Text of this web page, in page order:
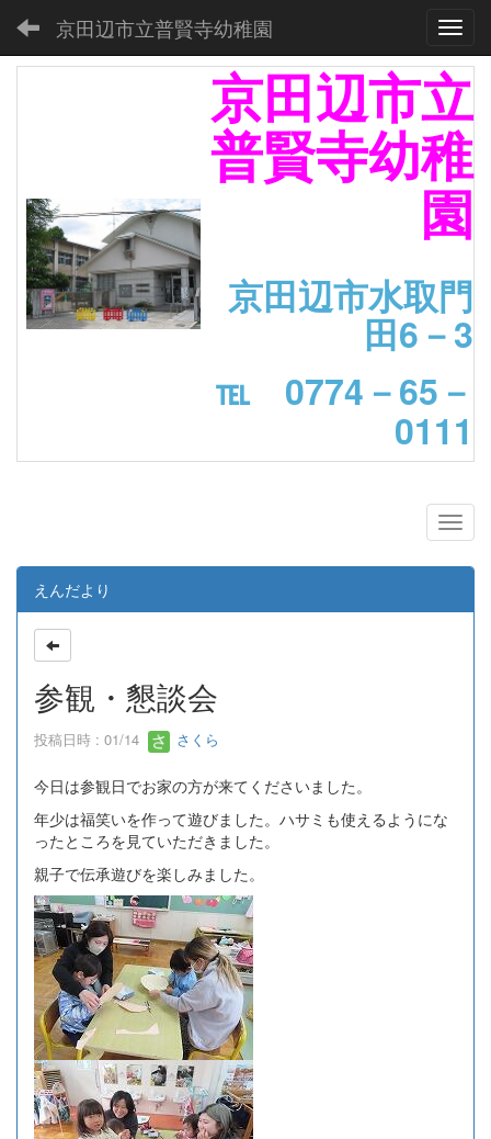
京田辺市立普賢寺幼稚園
京田辺市立
普賢寺幼稚
園
京田辺市水取門
田6－3
℡ 0774－65－
0111
えんだより
参観・懇談会
投稿日時 : 01/14 さくら
今日は参観日でお家の方が来てくださいました。
年少は福笑いを作って遊びました。ハサミも使えるようにな
ったところを見ていただきました。
親子で伝承遊びを楽しみました。